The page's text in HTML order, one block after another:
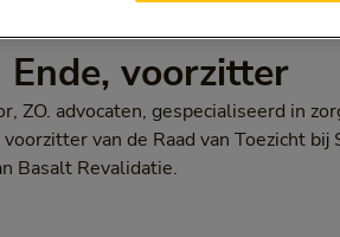
Ende, voorzitter
ZO. advocaten, gespecialiseerd in
van de Raad van Toezicht bij
Basalt Revalidatie.